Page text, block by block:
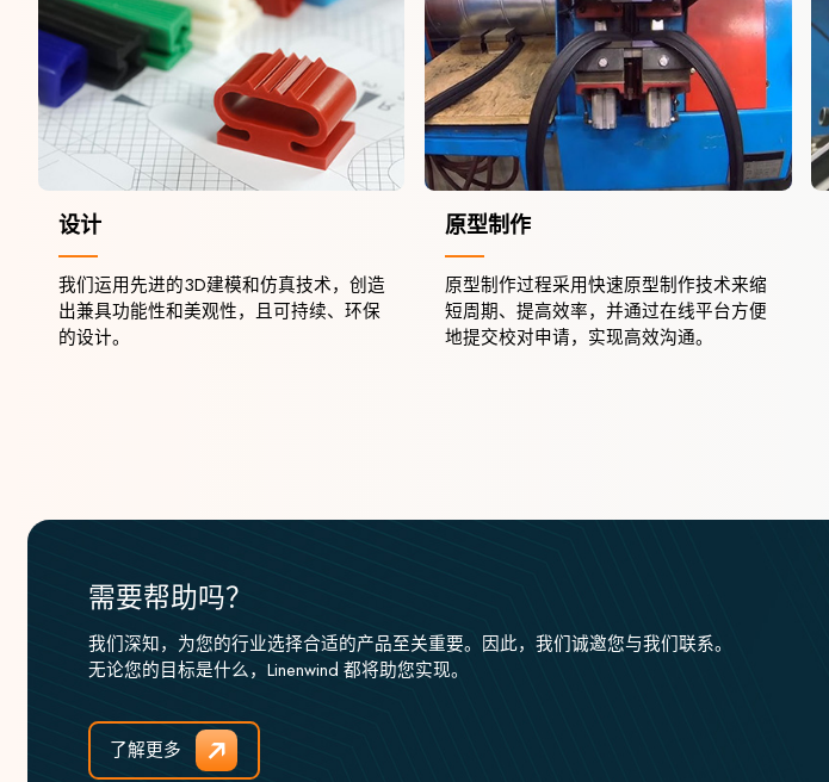
设计
我们运用先进的3D建模和仿真技术，创造
出兼具功能性和美观性，且可持续、环保
的设计。
原型制作
原型制作过程采用快速原型制作技术来缩
短周期、提高效率，并通过在线平台方便
地提交校对申请，实现高效沟通。
需要帮助吗？
我们深知，为您的行业选择合适的产品至关重要。因此，我们诚邀您与我们联系。
无论您的目标是什么，Linenwind 都将助您实现。
了解更多